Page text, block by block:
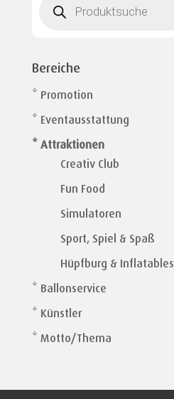
search
Bereiche
* Promotion
* Eventausstattung
* Attraktionen
Creativ Club
Fun Food
Simulatoren
Sport, Spiel & Spaß
Hüpfburg & Inflatables
* Ballonservice
* Künstler
* Motto/Thema